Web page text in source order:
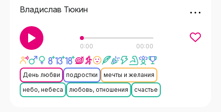
Владислав Тюкин
0:00 00:00
День любви подростки
мечты и желания
небо, небеса
любовь, отношения счастье